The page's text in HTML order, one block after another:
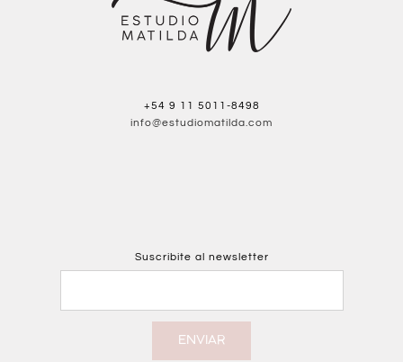
+54 9 11 5011-8498
info@estudiomatilda.com
Suscribite al newsletter
ENVIAR